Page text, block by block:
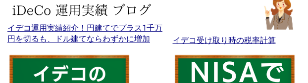
イデコ運用実績紹介！円建てでプラス1千万
円を切るも、ドル建てならわずかに増加
イデコ受け取り時の税率計算